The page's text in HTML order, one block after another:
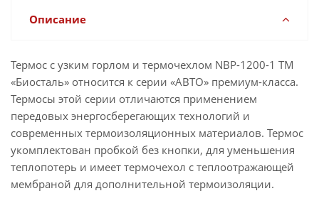
Описание
Термос с узким горлом и термочехлом NВP-1200-1 ТМ
«Биосталь» относится к серии «АВТО» премиум-класса.
Термосы этой серии отличаются применением
передовых энергосберегающих технологий и
современных термоизоляционных материалов. Термос
укомплектован пробкой без кнопки, для уменьшения
теплопотерь и имеет термочехол с теплоотражающей
мембраной для дополнительной термоизоляции.